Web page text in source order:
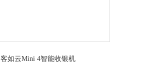
客如云Mini 4智能收银机